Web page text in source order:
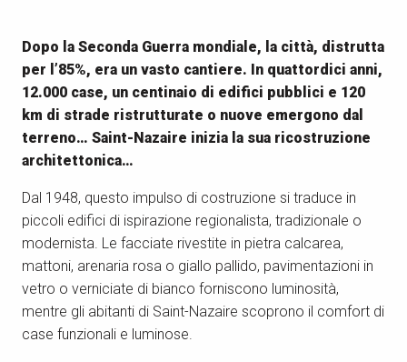
Dopo la Seconda Guerra mondiale, la città, distrutta
per l’85%, era un vasto cantiere. In quattordici anni,
12.000 case, un centinaio di edifici pubblici e 120
km di strade ristrutturate o nuove emergono dal
terreno… Saint-Nazaire inizia la sua ricostruzione
architettonica…
Dal 1948, questo impulso di costruzione si traduce in
piccoli edifici di ispirazione regionalista, tradizionale o
modernista. Le facciate rivestite in pietra calcarea,
mattoni, arenaria rosa o giallo pallido, pavimentazioni in
vetro o verniciate di bianco forniscono luminosità,
mentre gli abitanti di Saint-Nazaire scoprono il comfort di
case funzionali e luminose.